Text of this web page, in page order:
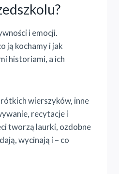
i emocji.
ją kochamy i jak
historiami, a ich
wierszyków, inne
recytacje i
tworzą laurki, ozdobne
wycinają i – co